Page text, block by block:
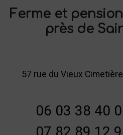
Ferme et
près de
57 rue du Vieux
06 03 38 40
07 82 89 12